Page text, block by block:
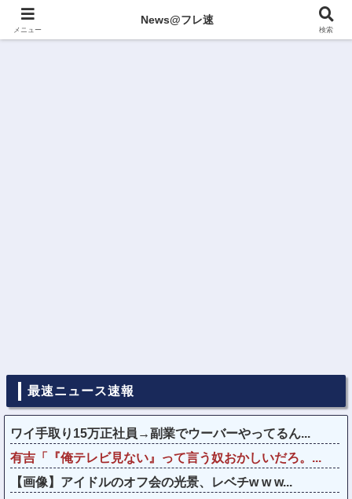
最速ニュース速報
ワイ手取り15万正社員→副業でウーバーやってるん...
有吉「『俺テレビ見ない』って言う奴おかしいだろ。...
【画像】アイドルのオフ会の光景、レベチw w w...
メニュー
News@フレ速
検索